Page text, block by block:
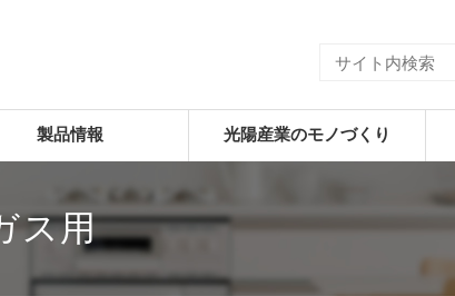
製品情報 光陽産業のモノづくり
ス用